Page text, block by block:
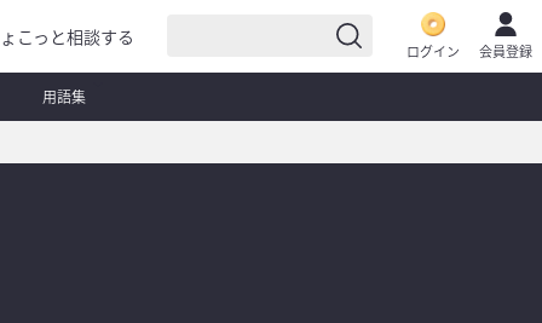
こっと相談する
ログイン 会員登録
用語集